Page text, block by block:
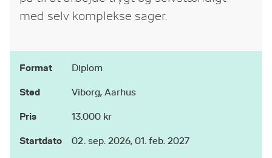
med selv komplekse sager.
Format Diplom
Sted Viborg, Aarhus
Pris 13.000 kr
Startdato 02. sep. 2026, 01. feb. 2027